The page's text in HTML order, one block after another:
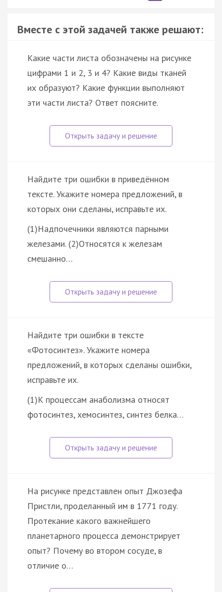
Вместе с этой задачей также решают:
Какие части листа обозначены на рисунке
цифрами 1 и 2, 3 и 4? Какие виды тканей
их образуют? Какие функции выполняют
эти части листа? Ответ поясните.
Найдите три ошибки в приведённом
тексте. Укажите номера предложений, в
которых они сделаны, исправьте их.
(1)Надпочечники являются парными
железами. (2)Относятся к железам
смешанно…
Найдите три ошибки в тексте
«Фотосинтез». Укажите номера
предложений, в которых сделаны ошибки,
исправьте их.
(1)К процессам анаболизма относят
фотосинтез, хемосинтез, синтез белка…
На рисунке представлен опыт Джозефа
Пристли, проделанный им в 1771 году.
Протекание какого важнейшего
планетарного процесса демонстрирует
опыт? Почему во втором сосуде, в
отличие о…